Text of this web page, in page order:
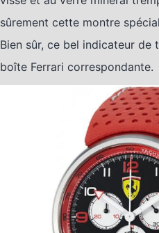
sûrement cette montre
Bien sûr, ce bel indicateur de
boîte Ferrari correspondante.